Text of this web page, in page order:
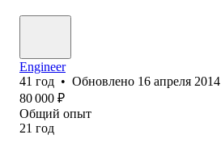
Engineer
41 год • Обновлено 16 апреля 2014
80 000 ₽
Общий опыт
21 год